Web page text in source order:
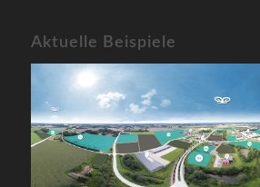
Aktuelle Beispiele